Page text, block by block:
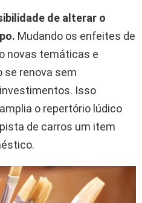
de alterar o
Mudando os enfeites de
novas temáticas e
se renova sem
Isso
o repertório lúdico
de carros um item